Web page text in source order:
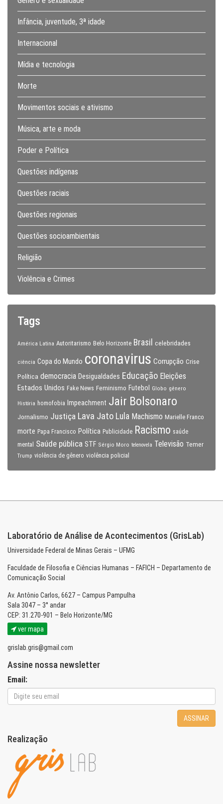
Infância, juventude, 3ª idade
Internacional
Mídia e tecnologia
Morte
Movimentos sociais e ativismo
Música, arte e moda
Poder e Política
Questões indígenas
Questões raciais
Questões regionais
Questões socioambientais
Religião
Violência e Crimes
Tags
América Latina Autoritarismo Belo Horizonte Brasil celebridades
ciência Copa do Mundo coronavirus Corrupção Crise
Política democracia Desigualdades Educação Eleições
Estados Unidos Fake News Feminismo Futebol Globo gênero
História homofobia Impeachment Jair Bolsonaro
Jornalismo Justiça Lava Jato Lula Machismo Marielle Franco
morte Papa Francisco Política Publicidade Racismo saúde
mental
Saúde pública STF Sérgio Moro telenovela Televisão Temer
Trump violência de gênero violência policial
Laboratório de Análise de Acontecimentos (GrisLab)
Universidade Federal de Minas Gerais – UFMG
Faculdade de Filosofia e Ciências Humanas – FAFICH – Departamento de
Comunicação Social
Av. Antônio Carlos, 6627 – Campus Pampulha
Sala 3047 – 3° andar
CEP: 31.270-901 – Belo Horizonte/MG
ver mapa
grislab.gris@gmail.com
Assine nossa newsletter
Email:
ASSINAR
Realização